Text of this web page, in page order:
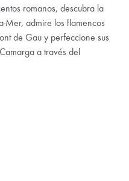
romanos, descubra la
Mer, admire los flamencos
de Gau y perfeccione sus
a través del